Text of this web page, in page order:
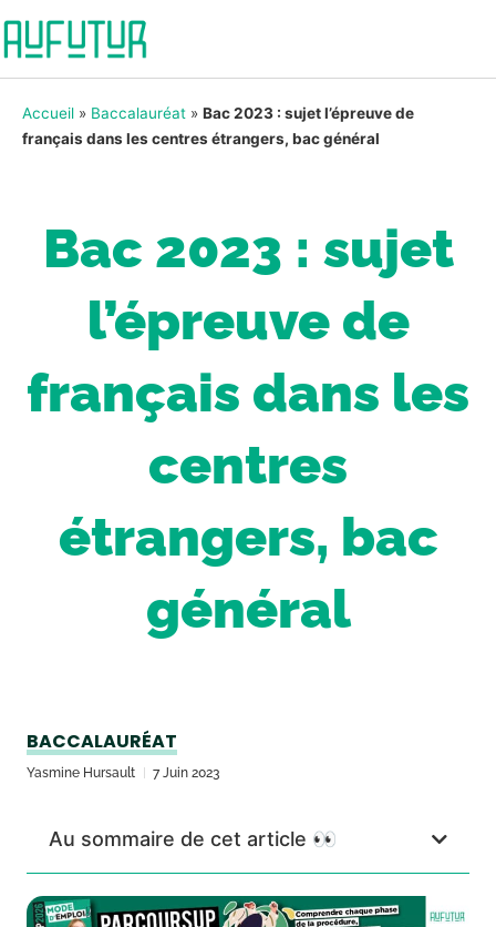
Accueil » Baccalauréat » Bac 2023 : sujet l’épreuve de
français dans les centres étrangers, bac général
Bac 2023 : sujet
l’épreuve de
français dans les
centres
étrangers, bac
général
BACCALAURÉAT
Yasmine Hursault 7 Juin 2023
Au sommaire de cet article 👀